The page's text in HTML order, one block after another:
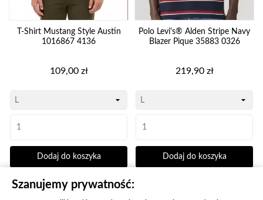
T-Shirt Mustang Style Austin
1016867 4136
Cena
109,00 zł
Dodaj do koszyka
Polo Levi's® Alden Stripe Navy
Blazer Pique 35883 0326
Cena
219,90 zł
Dodaj do koszyka
Szanujemy prywatność: